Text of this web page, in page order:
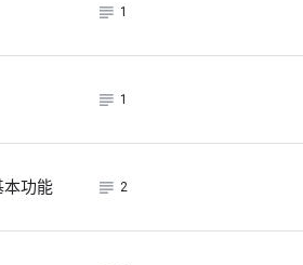
subject_black
1
subject_black
1
功能 subject_black
2